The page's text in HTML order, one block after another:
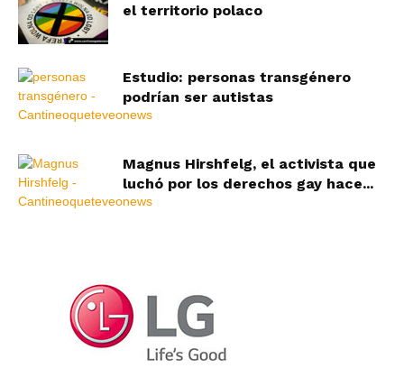
el territorio polaco
Estudio: personas transgénero
podrían ser autistas
Magnus Hirshfelg, el activista que
luchó por los derechos gay hace...